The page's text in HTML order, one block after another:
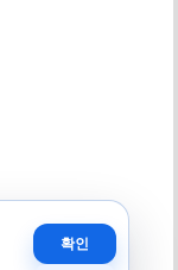
확인